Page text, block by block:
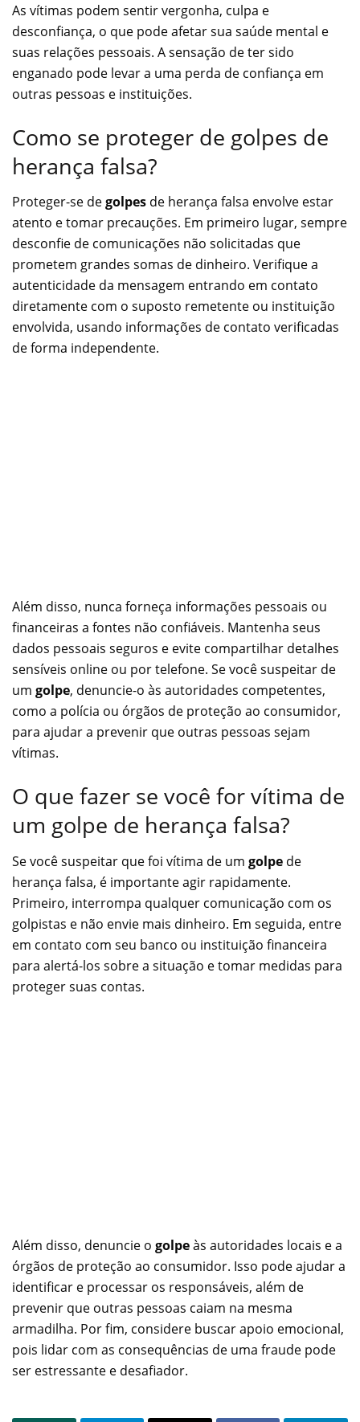
As vítimas podem sentir vergonha, culpa e
desconfiança, o que pode afetar sua saúde mental e
suas relações pessoais. A sensação de ter sido
enganado pode levar a uma perda de confiança em
outras pessoas e instituições.
Como se proteger de golpes de
herança falsa?
Proteger-se degolpes de herança falsa envolve estar
atento e tomar precauções. Em primeiro lugar, sempre
desconfie de comunicações não solicitadas que
prometem grandes somas de dinheiro. Verifique a
autenticidade da mensagem entrando em contato
diretamente com o suposto remetente ou instituição
envolvida, usando informações de contato verificadas
de forma independente.
Além disso, nunca forneça informações pessoais ou
financeiras a fontes não confiáveis. Mantenha seus
dados pessoais seguros e evite compartilhar detalhes
sensíveis online ou por telefone. Se você suspeitar de
um golpe, denuncie-o às autoridades competentes,
como a polícia ou órgãos de proteção ao consumidor,
para ajudar a prevenir que outras pessoas sejam
vítimas.
O que fazer se você for vítima de
um golpe de herança falsa?
Se você suspeitar que foi vítima de um golpe de
herança falsa, é importante agir rapidamente.
Primeiro, interrompa qualquer comunicação com os
golpistas e não envie mais dinheiro. Em seguida, entre
em contato com seu banco ou instituição financeira
para alertá-los sobre a situação e tomar medidas para
proteger suas contas.
Além disso, denuncie o golpeàs autoridades locais e a
órgãos de proteção ao consumidor. Isso pode ajudar a
identificar e processar os responsáveis, além de
prevenir que outras pessoas caiam na mesma
armadilha. Por fim, considere buscar apoio emocional,
pois lidar com as consequências de uma fraude pode
ser estressante e desafiador.